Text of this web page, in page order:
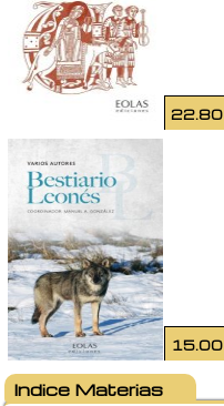
22.80
15.00
Indice Materias